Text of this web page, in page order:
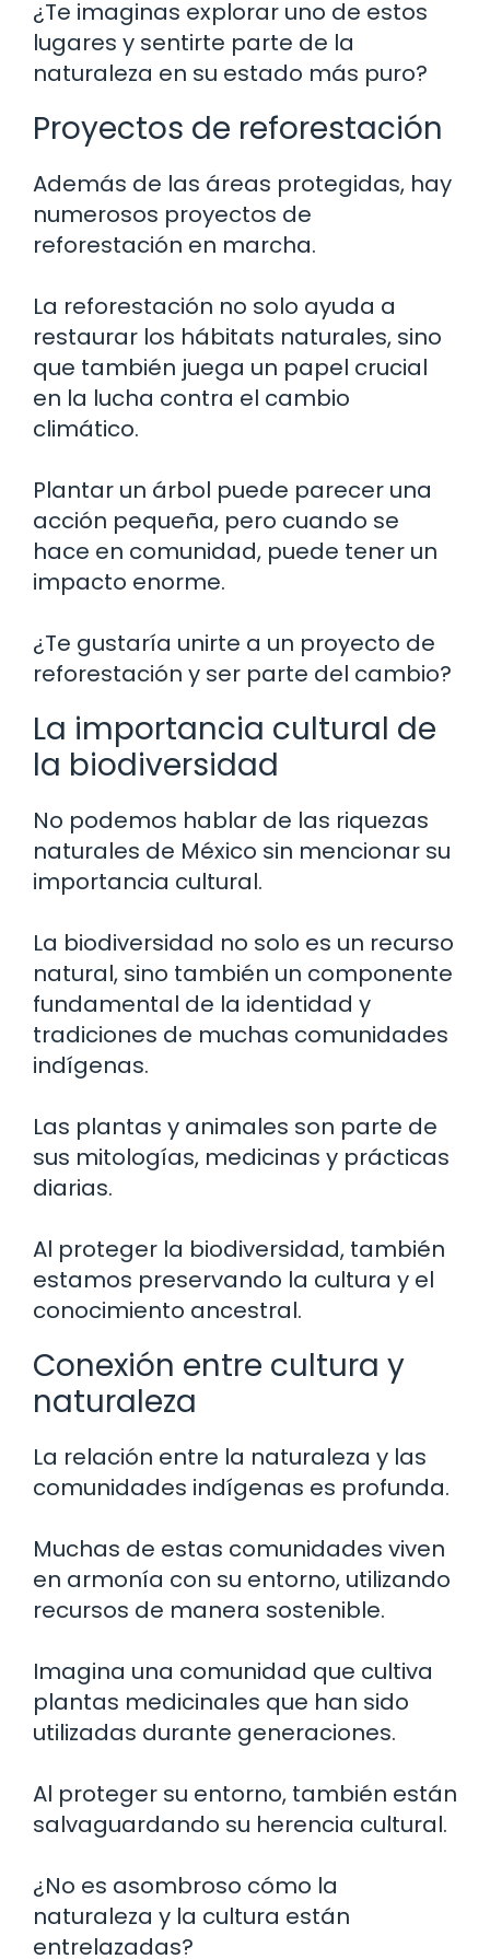
¿Te imaginas explorar uno de estos
lugares y sentirte parte de la
naturaleza en su estado más puro?
Proyectos de reforestación
Además de las áreas protegidas, hay
numerosos proyectos de
reforestación en marcha.
La reforestación no solo ayuda a
restaurar los hábitats naturales, sino
que también juega un papel crucial
en la lucha contra el cambio
climático.
Plantar un árbol puede parecer una
acción pequeña, pero cuando se
hace en comunidad, puede tener un
impacto enorme.
¿Te gustaría unirte a un proyecto de
reforestación y ser parte del cambio?
La importancia cultural de
la biodiversidad
No podemos hablar de las riquezas
naturales de México sin mencionar su
importancia cultural.
La biodiversidad no solo es un recurso
natural, sino también un componente
fundamental de la identidad y
tradiciones de muchas comunidades
indígenas.
Las plantas y animales son parte de
sus mitologías, medicinas y prácticas
diarias.
Al proteger la biodiversidad, también
estamos preservando la cultura y el
conocimiento ancestral.
Conexión entre cultura y
naturaleza
La relación entre la naturaleza y las
comunidades indígenas es profunda.
Muchas de estas comunidades viven
en armonía con su entorno, utilizando
recursos de manera sostenible.
Imagina una comunidad que cultiva
plantas medicinales que han sido
utilizadas durante generaciones.
Al proteger su entorno, también están
salvaguardando su herencia cultural.
¿No es asombroso cómo la
naturaleza y la cultura están
entrelazadas?